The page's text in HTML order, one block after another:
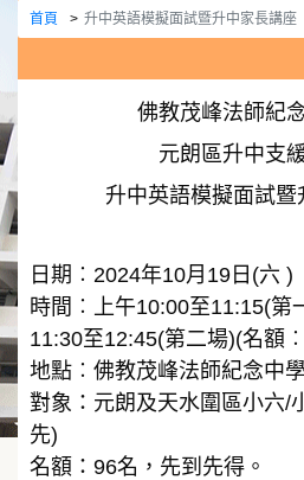
首頁 升中英語模擬面試暨升中家長講座
佛教茂峰法師紀
元朗區升中支
升中英語模擬面試暨
日期︰2024年10月19日(六 )
時間︰上午10:00至11:15(第
11:30至12:45(第二場)(名額
地點︰佛教茂峰法師紀念中
對象：元朗及天水圍區小六/
先)
名額：96名，先到先得。